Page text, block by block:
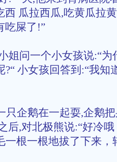
西 瓜拉西瓜,吃黄瓜拉
吃屎了!”
姐问一个小女孩说:“为
小女孩回答到:“我知
只企鹅在一起耍,企鹅
后,对北极熊说:“好冷
一根一根地拔了下来，